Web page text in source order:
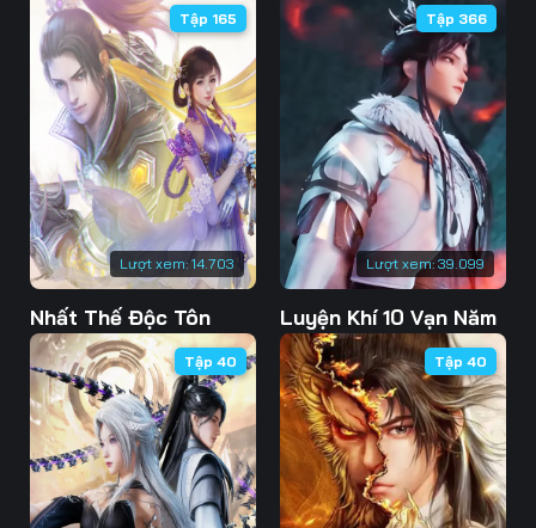
Lượt xem: 14.703
Tập 165
Nhất Thế Độc Tôn
Lượt xem: 39.099
Tập 366
Luyện Khí 10 Vạn Năm
Tập 40 Tập 40